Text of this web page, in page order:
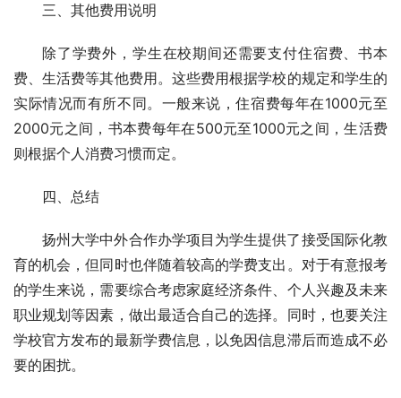
三、其他费用说明
除了学费外，学生在校期间还需要支付住宿费、书本
费、生活费等其他费用。这些费用根据学校的规定和学生的
实际情况而有所不同。一般来说，住宿费每年在1000元至
2000元之间，书本费每年在500元至1000元之间，生活费
则根据个人消费习惯而定。
四、总结
扬州大学中外合作办学项目为学生提供了接受国际化教
育的机会，但同时也伴随着较高的学费支出。对于有意报考
的学生来说，需要综合考虑家庭经济条件、个人兴趣及未来
职业规划等因素，做出最适合自己的选择。同时，也要关注
学校官方发布的最新学费信息，以免因信息滞后而造成不必
要的困扰。